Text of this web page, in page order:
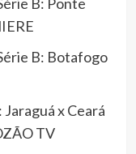
B: Botafogo
Jaraguá x Ceará
TV